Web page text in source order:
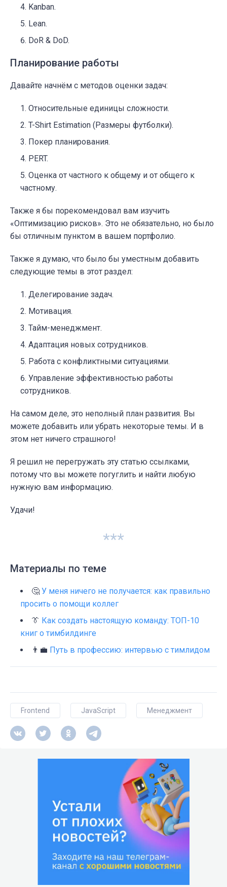
Kanban.
Lean.
DoR & DoD.
Планирование работы
Давайте начнём с методов оценки задач:
Относительные единицы сложности.
T-Shirt Estimation (Размеры футболки).
Покер планирования.
PERT.
Оценка от частного к общему и от общего к
частному.
Также я бы порекомендовал вам изучить
«Оптимизацию рисков». Это не обязательно, но было
бы отличным пунктом в вашем портфолио.
Также я думаю, что было бы уместным добавить
следующие темы в этот раздел:
Делегирование задач.
Мотивация.
Тайм-менеджмент.
Адаптация новых сотрудников.
Работа с конфликтными ситуациями.
Управление эффективностью работы
сотрудников.
На самом деле, это неполный план развития. Вы
можете добавить или убрать некоторые темы. И в
этом нет ничего страшного!
Я решил не перегружать эту статью ссылками,
потому что вы можете погуглить и найти любую
нужную вам информацию.
Удачи!
***
Материалы по теме
🤔 У меня ничего не получается: как правильно
просить о помощи коллег
👔 Как создать настоящую команду: ТОП-10
книг о тимбилдинге
👨‍💼 Путь в профессию: интервью с тимлидом
Frontend JavaScript Менеджмент